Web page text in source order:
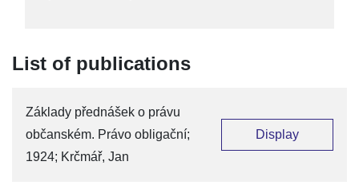
List of publications
Základy přednášek o právu
občanském. Právo obligační;
1924; Krčmář, Jan
Display